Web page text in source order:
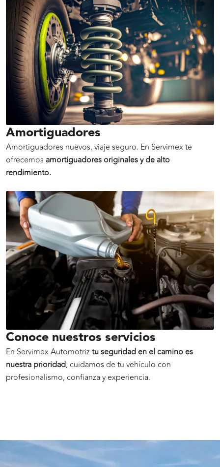
Amortiguadores
Amortiguadores nuevos, viaje seguro. En Servimex te
ofrecemos amortiguadores originales y de alto
rendimiento.
Conoce nuestros servicios
En Servimex Automotriztu seguridad en el camino es
nuestra prioridad, cuidamos de tu vehículo con
profesionalismo, confianza y experiencia.